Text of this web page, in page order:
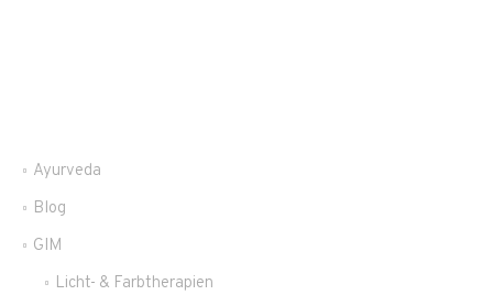
Ayurveda
Blog
GIM
Licht- & Farbtherapien